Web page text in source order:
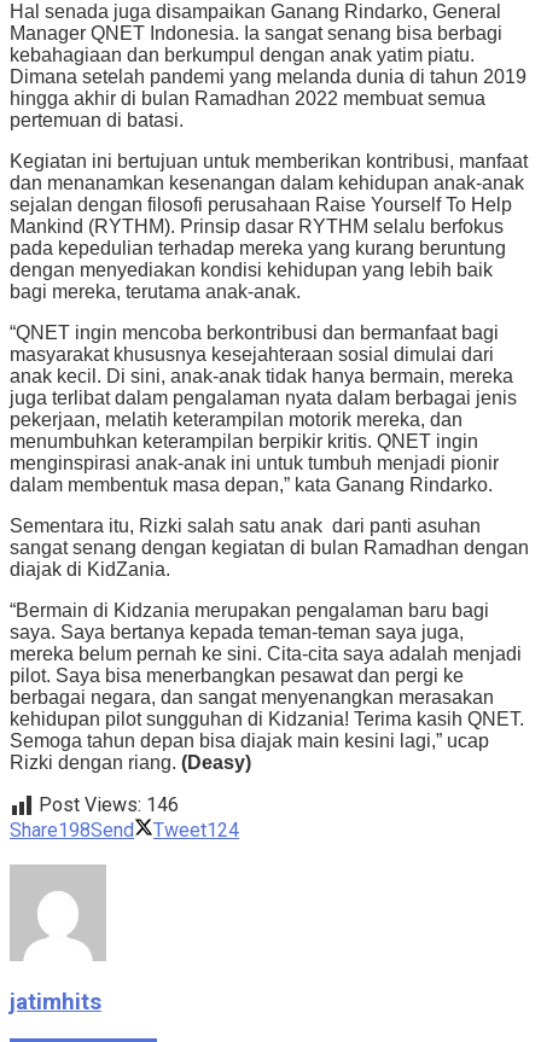
Hal senada juga disampaikan Ganang Rindarko, General
Manager QNET Indonesia. Ia sangat senang bisa berbagi
kebahagiaan dan berkumpul dengan anak yatim piatu.
Dimana setelah pandemi yang melanda dunia di tahun 2019
hingga akhir di bulan Ramadhan 2022 membuat semua
pertemuan di batasi.
Kegiatan ini bertujuan untuk memberikan kontribusi, manfaat
dan menanamkan kesenangan dalam kehidupan anak-anak
sejalan dengan filosofi perusahaan Raise Yourself To Help
Mankind (RYTHM). Prinsip dasar RYTHM selalu berfokus
pada kepedulian terhadap mereka yang kurang beruntung
dengan menyediakan kondisi kehidupan yang lebih baik
bagi mereka, terutama anak-anak.
“QNET ingin mencoba berkontribusi dan bermanfaat bagi
masyarakat khususnya kesejahteraan sosial dimulai dari
anak kecil. Di sini, anak-anak tidak hanya bermain, mereka
juga terlibat dalam pengalaman nyata dalam berbagai jenis
pekerjaan, melatih keterampilan motorik mereka, dan
menumbuhkan keterampilan berpikir kritis. QNET ingin
menginspirasi anak-anak ini untuk tumbuh menjadi pionir
dalam membentuk masa depan,” kata Ganang Rindarko.
Sementara itu, Rizki salah satu anak dari panti asuhan
sangat senang dengan kegiatan di bulan Ramadhan dengan
diajak di KidZania.
“Bermain di Kidzania merupakan pengalaman baru bagi
saya. Saya bertanya kepada teman-teman saya juga,
mereka belum pernah ke sini. Cita-cita saya adalah menjadi
pilot. Saya bisa menerbangkan pesawat dan pergi ke
berbagai negara, dan sangat menyenangkan merasakan
kehidupan pilot sungguhan di Kidzania! Terima kasih QNET.
Semoga tahun depan bisa diajak main kesini lagi,” ucap
Rizki dengan riang. (Deasy)
Post Views: 146
Share198Send Tweet124
jatimhits